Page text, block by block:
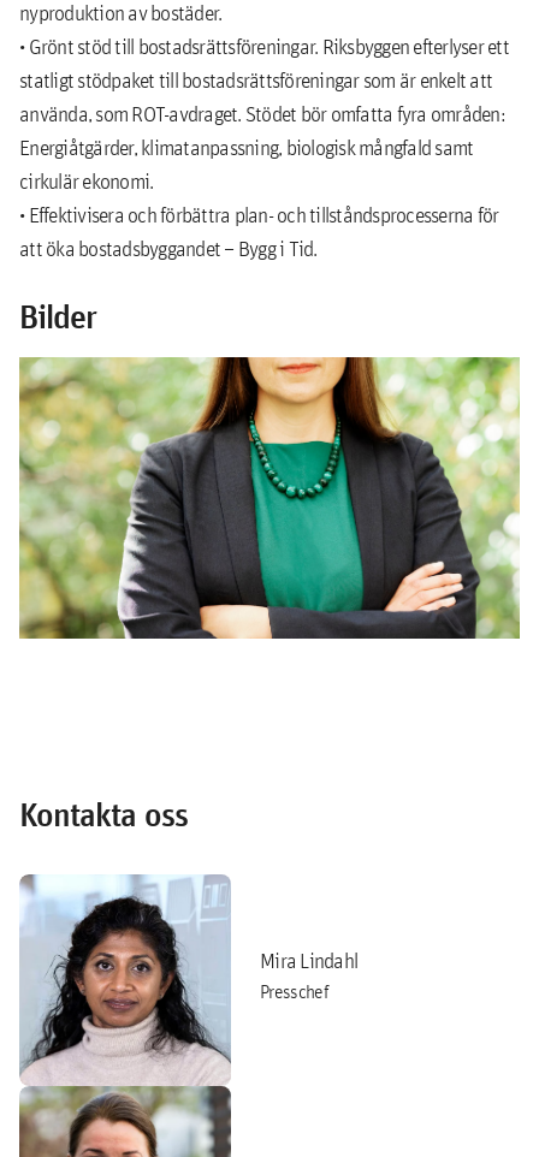
nyproduktion av bostäder.
• Grönt stöd till bostadsrättsföreningar. Riksbyggen efterlyser ett
statligt stödpaket till bostadsrättsföreningar som är enkelt att
använda, som ROT-avdraget. Stödet bör omfatta fyra områden:
Energiåtgärder, klimatanpassning, biologisk mångfald samt
cirkulär ekonomi.
• Effektivisera och förbättra plan- och tillståndsprocesserna för
att öka bostadsbyggandet – Bygg i Tid.
Bilder
Kontakta oss
Mira Lindahl
Presschef